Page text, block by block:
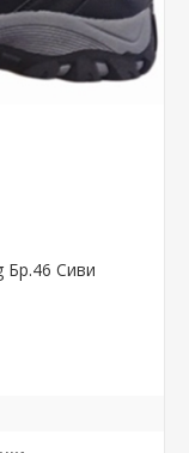
Бр.46 Сиви